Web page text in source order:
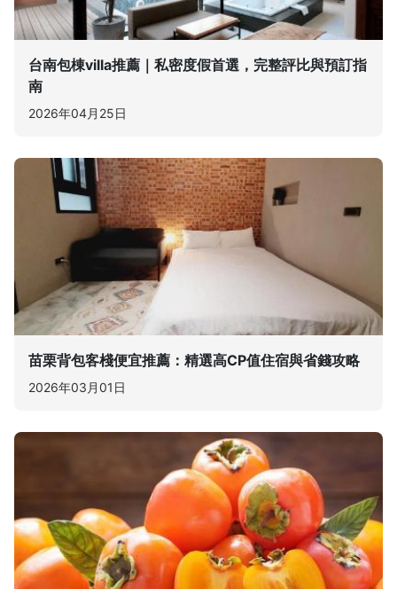
台南包棟villa推薦｜私密度假首選，完整評比與預訂指
南
2026年04月25日
苗栗背包客棧便宜推薦：精選高CP值住宿與省錢攻略
2026年03月01日